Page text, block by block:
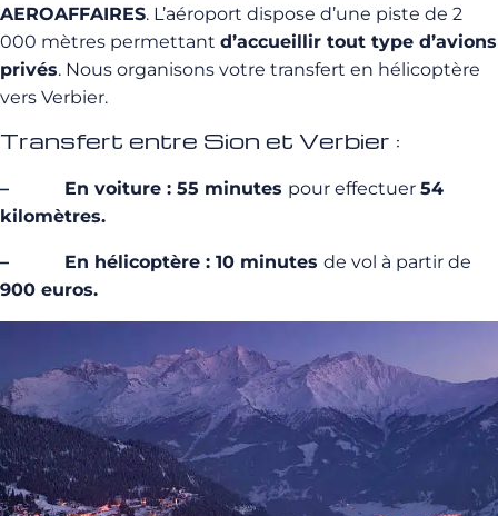
AEROAFFAIRES. L’aéroport dispose d’une piste de 2
000 mètres permettant d’accueillir tout type d’avions
privés. Nous organisons votre transfert en hélicoptère
vers Verbier.
Transfert entre Sion et Verbier :
– En voiture : 55 minutes pour effectuer 54
kilomètres.
– En hélicoptère : 10 minutes de vol à partir de
900 euros.